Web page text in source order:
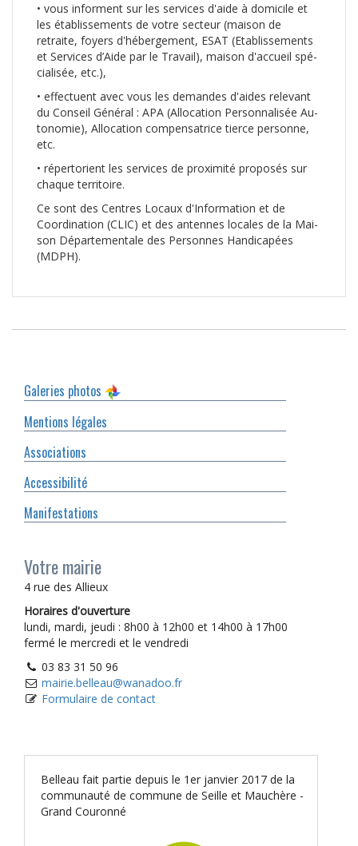
• vous informent sur les ser­vices d'aide à domicile et
les établissements de votre secteur (maison de
retraite, foyers d'hébergement, ESAT (Etablissements
et Services d’Aide par le Tra­vail), maison d'accueil spé­
cialisée, etc.),
• effectuent avec vous les demandes d'aides relevant
du Conseil Général : APA (Allocation Personnalisée Au­
tonomie), Allocation compen­satrice tierce personne,
etc.
• répertorient les services de proximité proposés sur
chaque territoire.
Ce sont des Centres Lo­caux d'Information et de
Coordination (CLIC) et des antennes locales de la Mai­
son Départementale des Personnes Handicapées
(MDPH).
Galeries photos
Mentions légales
Associations
Accessibilité
Manifestations
Votre mairie
4 rue des Allieux
Horaires d'ouverture
lundi, mardi, jeudi : 8h00 à 12h00 et 14h00 à 17h00
fermé le mercredi et le vendredi
03 83 31 50 96
mairie.belleau@wanadoo.fr
Formulaire de contact
Belleau fait partie depuis le 1er janvier 2017 de la
communauté de commune de Seille et Mauchère -
Grand Couronné